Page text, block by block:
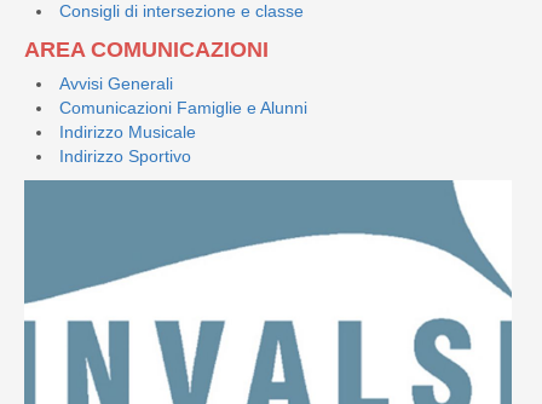
Consigli di intersezione e classe
AREA COMUNICAZIONI
Avvisi Generali
Comunicazioni Famiglie e Alunni
Indirizzo Musicale
Indirizzo Sportivo